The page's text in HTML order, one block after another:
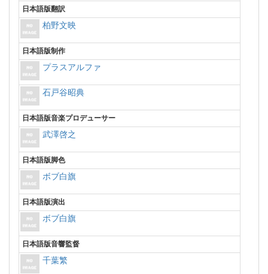
日本語版翻訳
柏野文映
日本語版制作
プラスアルファ
石戸谷昭典
日本語版音楽プロデューサー
武澤啓之
日本語版脚色
ボブ白旗
日本語版演出
ボブ白旗
日本語版音響監督
千葉繁